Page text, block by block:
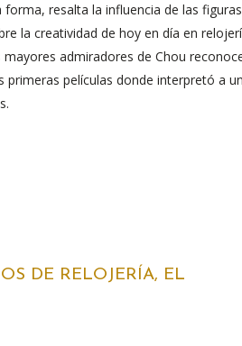
resalta la influencia de las figuras
la creatividad de hoy en día en
admiradores de Chou
primeras películas donde interpretó a un
DE RELOJERÍA, EL